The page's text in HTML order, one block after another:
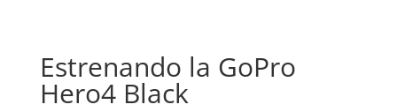
Estrenando la GoPro
Hero4 Black